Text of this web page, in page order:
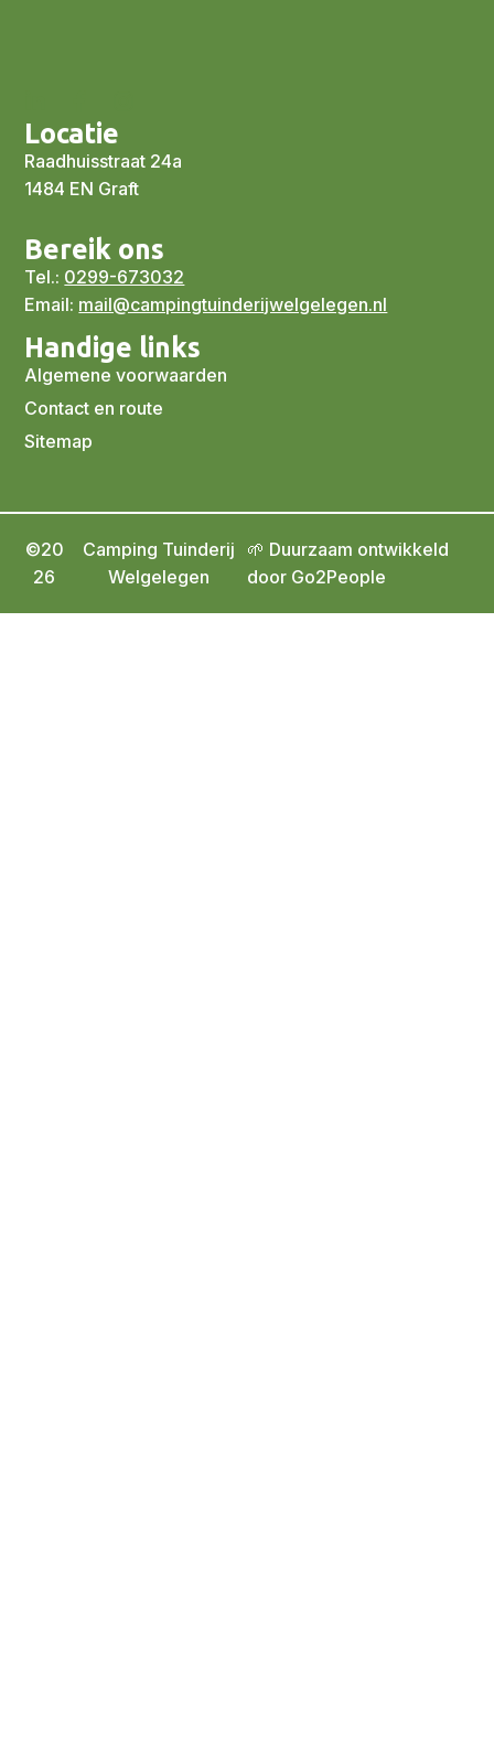
Locatie
Raadhuisstraat 24a
1484 EN Graft
Bereik ons
Tel.: 0299-673032
Email: mail@campingtuinderijwelgelegen.nl
Handige links
Algemene voorwaarden
Contact en route
Sitemap
©20
26
Camping Tuinderij
Welgelegen
🌱 Duurzaam ontwikkeld
door Go2People